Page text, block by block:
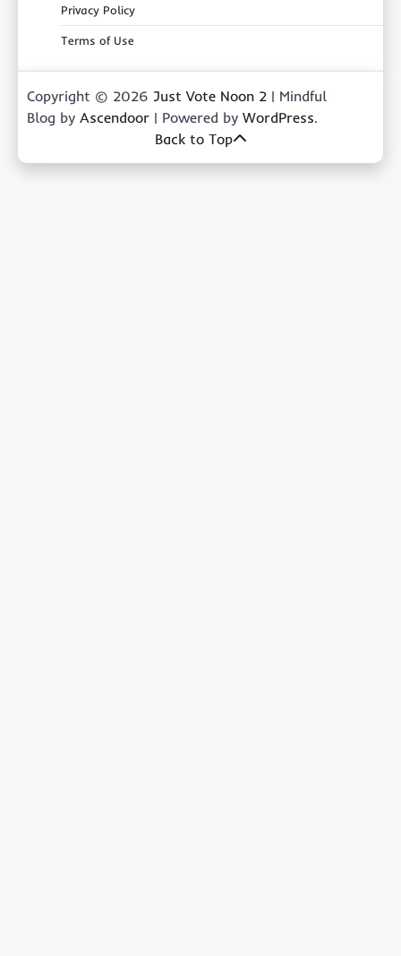
Privacy Policy
Terms of Use
Copyright © 2026 Just Vote Noon 2 | Mindful
Blog by Ascendoor | Powered by WordPress.
Back to Top